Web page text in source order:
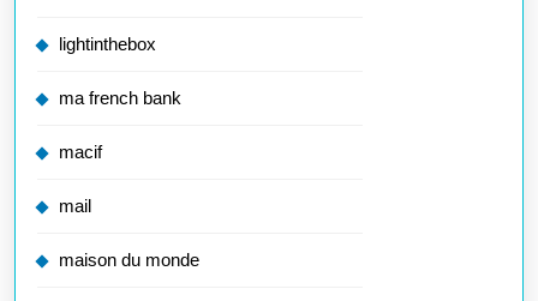
lightinthebox
ma french bank
macif
mail
maison du monde